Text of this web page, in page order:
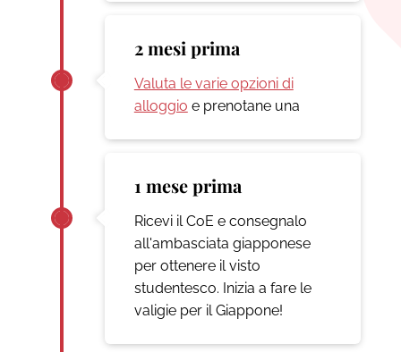
2 mesi prima
Valuta le varie opzioni di
alloggio e prenotane una
1 mese prima
Ricevi il CoE e consegnalo
all'ambasciata giapponese
per ottenere il visto
studentesco. Inizia a fare le
valigie per il Giappone!